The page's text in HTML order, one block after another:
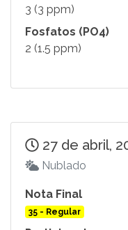
3 (3 ppm)
Fosfatos (PO4)
2 (1.5 ppm)
27 de abril,
Nublado
Nota Final
35 - Regular